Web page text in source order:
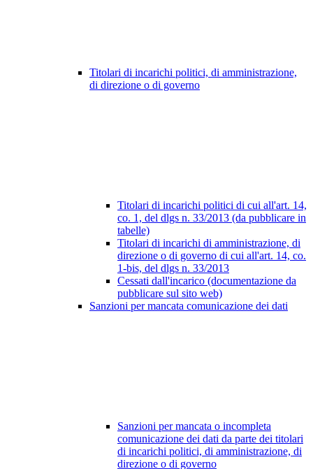
Titolari di incarichi politici, di amministrazione,
di direzione o di governo
Titolari di incarichi politici di cui all'art. 14,
co. 1, del dlgs n. 33/2013 (da pubblicare in
tabelle)
Titolari di incarichi di amministrazione, di
direzione o di governo di cui all'art. 14, co.
1-bis, del dlgs n. 33/2013
Cessati dall'incarico (documentazione da
pubblicare sul sito web)
Sanzioni per mancata comunicazione dei dati
Sanzioni per mancata o incompleta
comunicazione dei dati da parte dei titolari
di incarichi politici, di amministrazione, di
direzione o di governo